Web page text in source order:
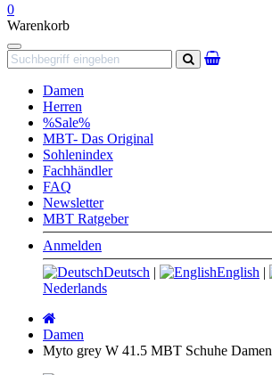
0
Warenkorb
Navigation
Suchen
Damen
Herren
%Sale%
MBT- Das Original
Sohlenindex
Fachhändler
FAQ
Newsletter
MBT Ratgeber
Anmelden
Deutsch | English |
Nederlands
Damen
Myto grey W 41.5 MBT Schuhe Damen